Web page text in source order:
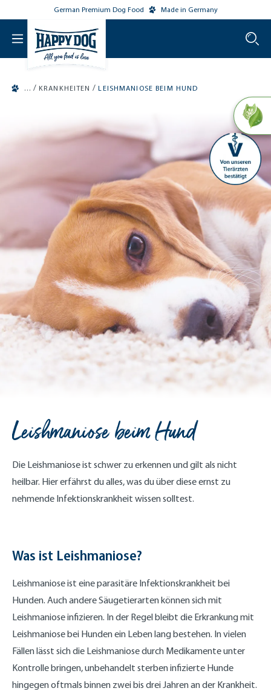
main contentGerman Premium Dog Food Made in Germany
/ KRANKHEITEN / LEISHMANIOSE BEIM HUND
Leishmaniose beim Hund
Die Leishmaniose ist schwer zu erkennen und gilt als nicht
heilbar. Hier erfährst du alles, was du über diese ernst zu
nehmende Infektionskrankheit wissen solltest.
Was ist Leishmaniose?
Leishmaniose ist eine parasitäre Infektionskrankheit bei
Hunden. Auch andere Säugetierarten können sich mit
Leishmaniose infizieren. In der Regel bleibt die Erkrankung mit
Leishmaniose bei Hunden ein Leben lang bestehen. In vielen
Fällen lässt sich die Leishmaniose durch Medikamente unter
Kontrolle bringen, unbehandelt sterben infizierte Hunde
hingegen oftmals binnen zwei bis drei Jahren an der Krankheit.